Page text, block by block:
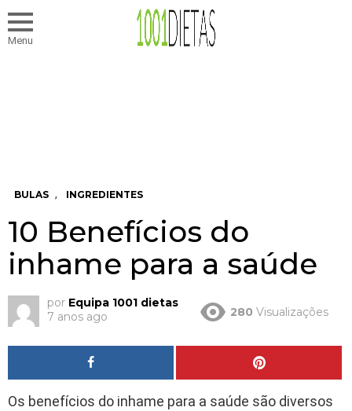
Menu
BULAS , INGREDIENTES
10 Benefícios do
inhame para a saúde
por Equipa 1001 dietas
7 anos ago
280 Visualizações
Os benefícios do inhame para a saúde são diversos